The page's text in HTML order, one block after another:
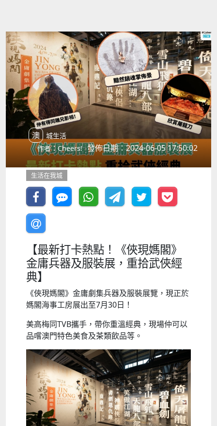
澳城生活
作者：Cheers! 發佈日期：2024-06-05 17:50:02
生活在我城
【最新打卡熱點！《俠現媽閣》
金庸兵器及服裝展，重拾武俠經
典】
《俠現媽閣》金庸劇集兵器及服裝展覽，現正於
媽閣海事工房展出至7月30日！
美高梅同TVB攜手，帶你重溫經典，現場仲可以
品嚐澳門特色美食及茶類飲品等。